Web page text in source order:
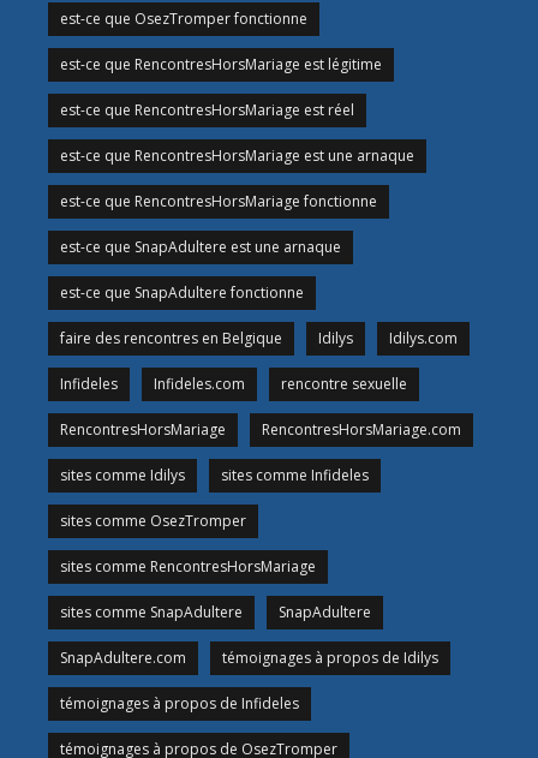
est-ce que OsezTromper fonctionne
est-ce que RencontresHorsMariage est légitime
est-ce que RencontresHorsMariage est réel
est-ce que RencontresHorsMariage est une arnaque
est-ce que RencontresHorsMariage fonctionne
est-ce que SnapAdultere est une arnaque
est-ce que SnapAdultere fonctionne
faire des rencontres en Belgique Idilys Idilys.com
Infideles Infideles.com rencontre sexuelle
RencontresHorsMariage RencontresHorsMariage.com
sites comme Idilys sites comme Infideles
sites comme OsezTromper
sites comme RencontresHorsMariage
sites comme SnapAdultere SnapAdultere
SnapAdultere.com témoignages à propos de Idilys
témoignages à propos de Infideles
témoignages à propos de OsezTromper